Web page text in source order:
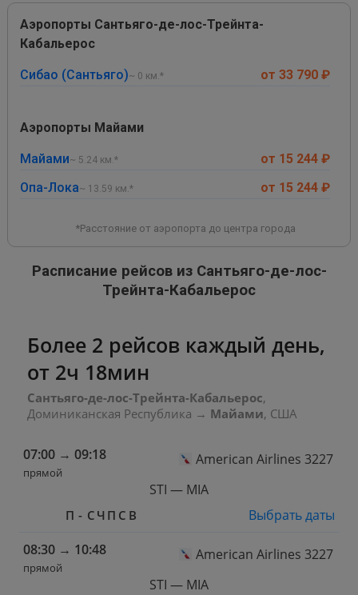
Аэропорты Сантьяго-де-лос-Трейнта-
Кабальерос
Сибао (Сантьяго)~ 0 км.* от 33 790 ₽
Аэропорты Майами
Майами~ 5.24 км.*
от 15 244 ₽
Опа-Лока~ 13.59 км.* от 15 244 ₽
*Расстояние от аэропорта до центра города
Расписание рейсов из Сантьяго-де-лос-
Трейнта-Кабальерос
Более 2 рейсов каждый день,
от 2ч 18мин
Сантьяго-де-лос-Трейнта-Кабальерос,
Доминиканская Республика → Майами, США
07:00 → 09:18
прямой
American Airlines 3227
STI — MIA
П - С Ч П С В
Выбрать даты
08:30 → 10:48
прямой
American Airlines 3227
STI — MIA